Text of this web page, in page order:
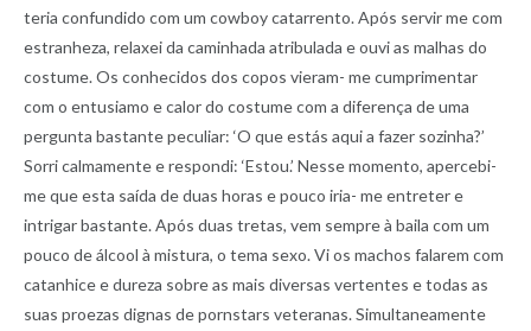
teria confundido com um cowboy catarrento. Após servir me com
estranheza, relaxei da caminhada atribulada e ouvi as malhas do
costume. Os conhecidos dos copos vieram- me cumprimentar
com o entusiamo e calor do costume com a diferença de uma
pergunta bastante peculiar: ‘O que estás aqui a fazer sozinha?’
Sorri calmamente e respondi: ‘Estou.’ Nesse momento, apercebi-
me que esta saída de duas horas e pouco iria- me entreter e
intrigar bastante. Após duas tretas, vem sempre à baila com um
pouco de álcool à mistura, o tema sexo. Vi os machos falarem com
catanhice e dureza sobre as mais diversas vertentes e todas as
suas proezas dignas de pornstars veteranas. Simultaneamente